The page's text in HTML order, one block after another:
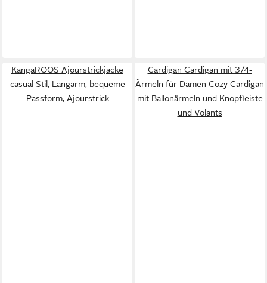
KangaROOS Ajourstrickjacke
casual Stil, Langarm, bequeme
Passform, Ajourstrick
Cardigan Cardigan mit 3/4-
Ärmeln für Damen Cozy Cardigan
mit Ballonärmeln und Knopfleiste
und Volants